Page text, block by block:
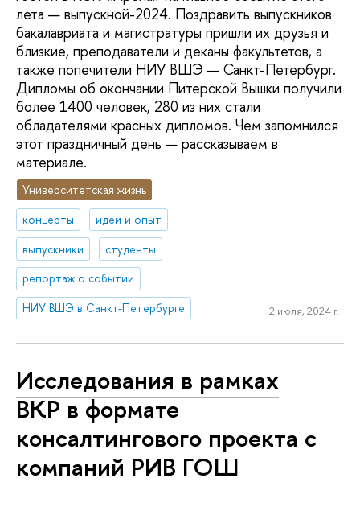
лета — выпускной-2024. Поздравить выпускников
бакалавриата и магистратуры пришли их друзья и
близкие, преподаватели и деканы факультетов, а
также попечители НИУ ВШЭ — Санкт-Петербург.
Дипломы об окончании Питерской Вышки получили
более 1400 человек, 280 из них стали
обладателями красных дипломов. Чем запомнился
этот праздничный день — рассказываем в
материале.
Университетская жизнь
концерты
идеи и опыт
выпускники
студенты
репортаж о событии
НИУ ВШЭ в Санкт-Петербурге
2 июля, 2024 г.
Исследования в рамках
ВКР в формате
консалтингового проекта с
компаний РИВ ГОШ